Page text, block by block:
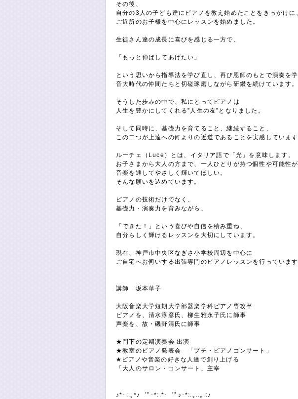
その後、
自分の3人の子ども達にピアノを教え始めたことをきっかけに
ご近所のお子様を中心にレッスンを始めました。
生徒さん達の成長に喜びを感じる一方で、
「もっと伸ばしてあげたい」
という思いから指導法を学び直し、再び恩師のもとで演奏を学
音大時代の仲間たちと切磋琢磨しながら研鑽を続けています。
そうした歩みの中で、私にとってピアノは
人生を豊かにしてくれる”人生の友”となりました。
そして同時に、基礎力を育てること、継続すること、
この二つが上達への何よりの近道であることを実感しています
ルーチェ（Luce）とは、イタリア語で「光」を意味します。
お子さまから大人の方まで、一人ひとりが持つ個性や可能性が
音楽を通してやさしく輝いてほしい。
そんな願いを込めています。
ピアノの技術だけでなく、
基礎力・演奏力を育みながら、
「できた！」という喜びや自信を積み重ね、
自分らしく輝けるレッスンを大切にしています。
現在、神戸市中央区なぎさ小学校周辺を中心に
ご自宅へお伺いする出張専門のピアノレッスンを行っています
講師 坂本華子
大阪音楽大学短期大学部器楽学科ピアノ専攻卒
ピアノを、清水淳彦氏、柳生雅永子氏に師事
声楽を、故・磯野清氏に師事
★門下の定期演奏会 出演
★教室のピアノ発表会 「プチ・ピアノコンサート」
★ピアノや音楽の好きな人達で創り上げる
「大人のサロン・コンサート」主宰
♪*･:.｡*♪゜ﾟ･*:.*･゜ﾟ♪･*:.｡..｡.:♪